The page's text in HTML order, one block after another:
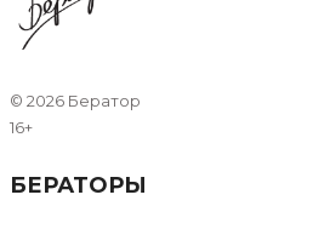
© 2026 Бератор
16+
БЕРАТОРЫ